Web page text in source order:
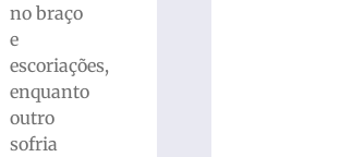
no braço
e
escoriações,
enquanto
outro
sofria